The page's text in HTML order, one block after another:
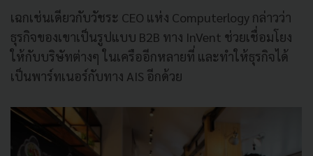
เฉกเช่นเดียวกับวัชระ CEO แห่ง Computerlogy กล่าวว่า
ธุรกิจของเขาเป็นรูปแบบ B2B ทาง InVent ช่วยเชื่อมโยง
ให้กับบริษัทต่างๆ ในเครืออีกหลายที่ และทำให้ธุรกิจได้
เป็นพาร์ทเนอร์กับทาง AIS อีกด้วย